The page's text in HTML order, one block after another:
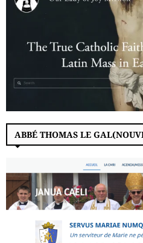
ABBÉ THOMAS LE